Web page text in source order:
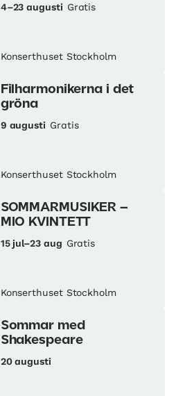
4–23 augusti Gratis
Konserthuset Stockholm
Filharmonikerna i det
gröna
9 augusti Gratis
Konserthuset Stockholm
SOMMARMUSIKER –
MIO KVINTETT
15 jul–23 aug Gratis
Konserthuset Stockholm
Sommar med
Shakespeare
20 augusti